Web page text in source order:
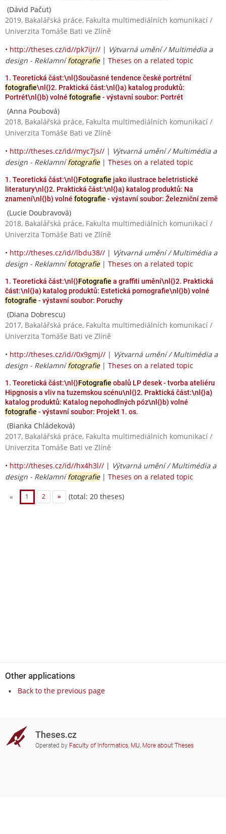
(Dávid Pačut)
2019, Bakalářská práce, Fakulta multimediálních komunikací /
Univerzita Tomáše Bati ve Zlíně
• http://theses.cz/id//pk7ijr// | Výtvarná umění / Multimédia a
design - Reklamnífotografie| Theses on a related topic
1. Teoretická část:\nl{}Současné tendence české portrétní
fotografie\nl{}2. Praktická část:\nl{}a) katalog produktů:
Portrét\nl{}b) volné fotografie - výstavní soubor: Portrét
(Anna Poubová)
2018, Bakalářská práce, Fakulta multimediálních komunikací /
Univerzita Tomáše Bati ve Zlíně
• http://theses.cz/id//myc7js// | Výtvarná umění / Multimédia a
design - Reklamnífotografie| Theses on a related topic
1. Teoretická část:\nl{}Fotografie jako ilustrace beletristické
literatury\nl{}2. Praktická část:\nl{}a) katalog produktů: Na
znamení\nl{}b) volné fotografie - výstavní soubor: Železniční země
(Lucie Doubravová)
2018, Bakalářská práce, Fakulta multimediálních komunikací /
Univerzita Tomáše Bati ve Zlíně
• http://theses.cz/id//lbdu38// | Výtvarná umění / Multimédia a
design - Reklamnífotografie| Theses on a related topic
1. Teoretická část:\nl{}Fotografie a graffiti umění\nl{}2. Praktická
část:\nl{}a) katalog produktů: Estetická pornografie\nl{}b) volné
fotografie - výstavní soubor: Poruchy
(Diana Dobrescu)
2017, Bakalářská práce, Fakulta multimediálních komunikací /
Univerzita Tomáše Bati ve Zlíně
• http://theses.cz/id//0x9gmj// | Výtvarná umění / Multimédia a
design - Reklamnífotografie| Theses on a related topic
1. Teoretická část:\nl{}Fotografie obalů LP desek - tvorba ateliéru
Hipgnosis a vliv na tuzemskou scénu\nl{}2. Praktická část:\nl{}a)
katalog produktů: Katalog nepohodlných póz\nl{}b) volné
fotografie - výstavní soubor: Projekt 1. os.
(Bianka Chládeková)
2017, Bakalářská práce, Fakulta multimediálních komunikací /
Univerzita Tomáše Bati ve Zlíně
• http://theses.cz/id//hx4h3l// | Výtvarná umění / Multimédia a
design - Reklamnífotografie| Theses on a related topic
« 1 2 » (total: 20 theses)
Other applications
Back to the previous page
Theses.cz
Operated by Faculty of Informatics, MU, More about Theses